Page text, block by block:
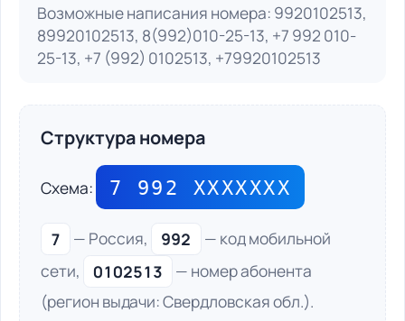
Возможные написания номера: 9920102513,
89920102513, 8(992)010-25-13, +7 992 010-
25-13, +7 (992) 0102513, +79920102513
Структура номера
Схема: 7 992 ХХХХХХХ
7 — Россия, 992
— код мобильной
сети,
0102513
— номер абонента
(регион выдачи: Свердловская обл.).